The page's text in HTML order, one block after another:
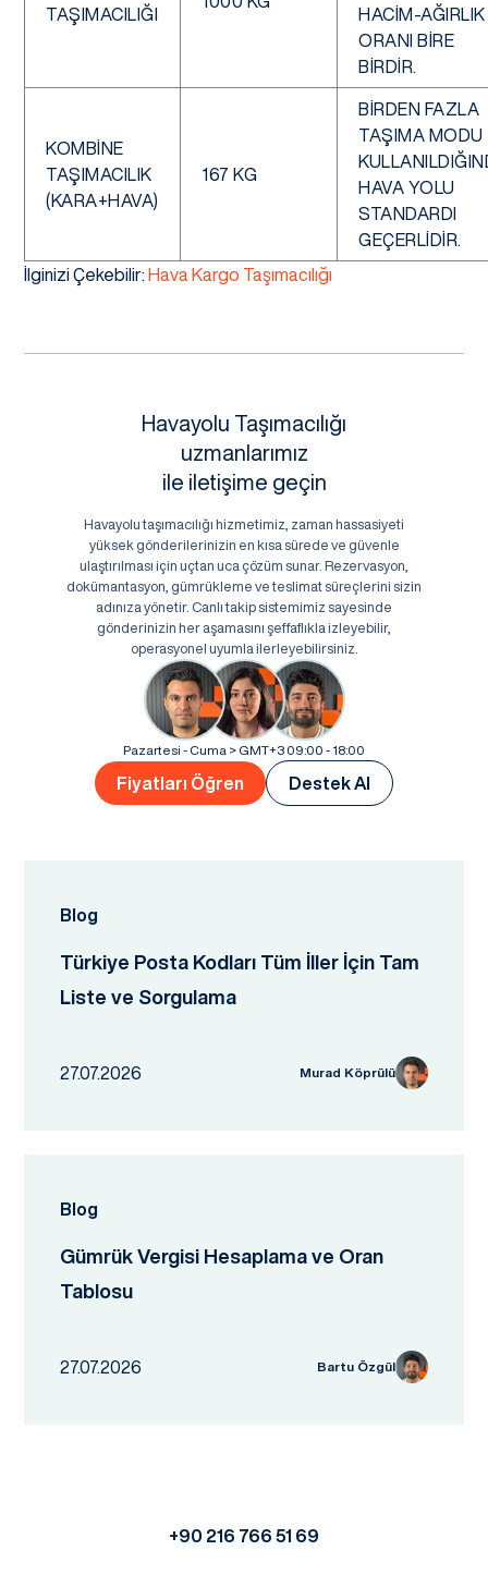
TAŞIMACILIĞI
HACIM-AĞIRLIK
ORANI BIRE
BIRDIR.
KOMBINE
TAŞIMACILIK
(KARA+HAVA)
167 KG
BIRDEN FAZLA
TAŞIMA MODU
HAVA YOLU
STANDARDI
GEÇERLIDIR.
İlginizi Çekebilir: Hava Kargo Taşımacılığı
Havayolu Taşımacılığı
uzmanlarımız
ile iletişime geçin
Havayolu taşımacılığı hizmetimiz, zaman hassasiyeti
yüksek gönderilerinizin en kısa sürede ve güvenle
ulaştırılması için uçtan uca çözüm sunar. Rezervasyon,
dokümantasyon, gümrükleme ve teslimat süreçlerini sizin
adınıza yönetir. Canlı takip sistemimiz sayesinde
gönderinizin her aşamasını şeffaflıkla izleyebilir,
operasyonel uyumla ilerleyebilirsiniz.
Pazartesi - Cuma > GMT+3 09:00 - 18:00
Fiyatları Öğren Destek Al
Blog
Türkiye Posta Kodları Tüm İller İçin Tam
Liste ve Sorgulama
27.07.2026 Murad Köprülü
Blog
Gümrük Vergisi Hesaplama ve Oran
Tablosu
27.07.2026 Bartu Özgül
+90 216 766 51 69